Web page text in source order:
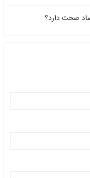
صحت دارد؟